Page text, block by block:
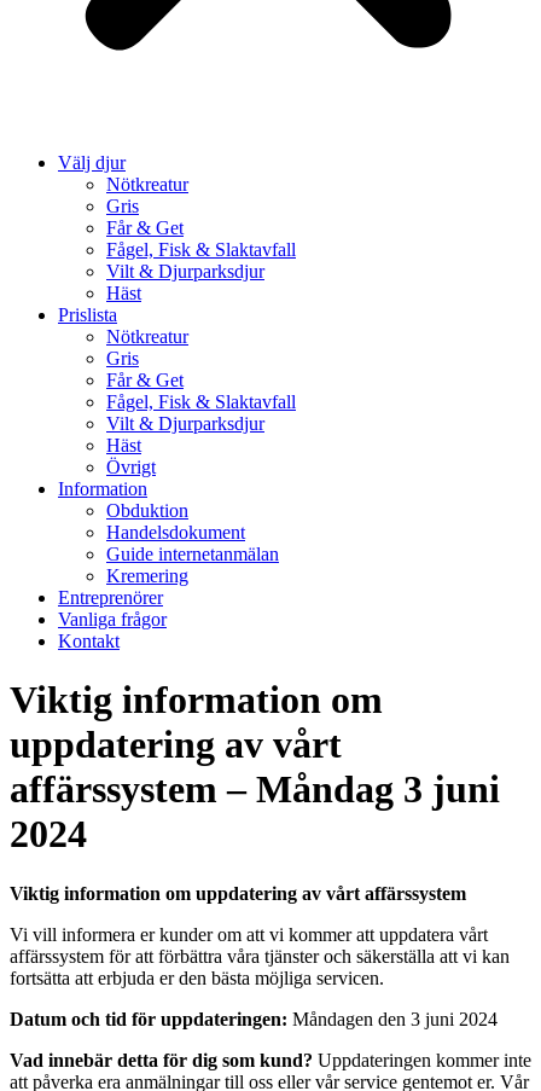
Välj djur
Nötkreatur
Gris
Får & Get
Fågel, Fisk & Slaktavfall
Vilt & Djurparksdjur
Häst
Prislista
Nötkreatur
Gris
Får & Get
Fågel, Fisk & Slaktavfall
Vilt & Djurparksdjur
Häst
Övrigt
Information
Obduktion
Handelsdokument
Guide internetanmälan
Kremering
Entreprenörer
Vanliga frågor
Kontakt
Viktig information om
uppdatering av vårt
affärssystem – Måndag 3 juni
2024
Viktig information om uppdatering av vårt affärssystem
Vi vill informera er kunder om att vi kommer att uppdatera vårt
affärssystem för att förbättra våra tjänster och säkerställa att vi kan
fortsätta att erbjuda er den bästa möjliga servicen.
Datum och tid för uppdateringen: Måndagen den 3 juni 2024
Vad innebär detta för dig som kund? Uppdateringen kommer inte
att påverka era anmälningar till oss eller vår service gentemot er. Vår